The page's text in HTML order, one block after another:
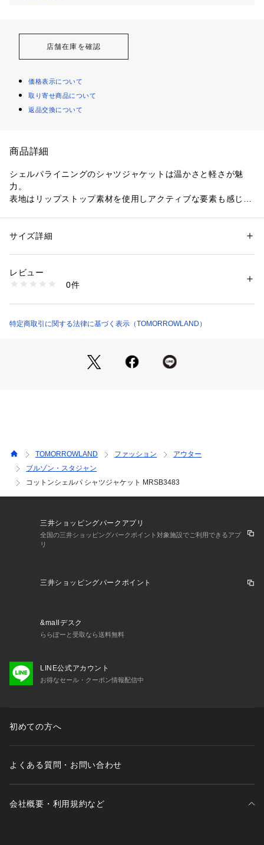
店舗在庫を確認
価格表示について
取り寄せ商品について
返品交換について
商品詳細
シェルパライニングのシャツジャケットは温かさと軽さが魅
力。
表地はリップストップ素材を使用しアクティブな要素も感じら
るアイテム。
L.A.出身のデザイナーが1994年にスタートしたハイクオリティ
なカジュアルウエアを展開するブランド。
ォルニアカルチャーを発信しています。
店舗にお問い合わせの際は、下記の商品番号をお申し付けくだ
さい。
湿っている際の摩擦は特に色移りしやすい為ご注意下さい。
色が落ち着くまでの間は単品でのお洗濯をお勧めします。
また、強くシワやスレが加わると、部分的に色落ちすることが
・糸の撚りと編地の関係で、洗濯により斜行（編地曲り）しや
すい性質があります。
お洗濯の際は表記に従って、ソフトなお取扱いをお願いしま
異なります。
ご確認ください。
性別：メンズ
素材：表地：コットン100％　別布：ポリエステル100％　別布：ポリエ
生産国：中国
洗濯：洗濯不可、漂白不可、タンブル乾燥不可、アイロン仕上げ不可、ド
※詳しい洗濯方法については、商品の品質表示タグをご覧ください
18081608302 （ショップ）
サイズ詳細
レビュー
0件
特定商取引に関する法律に基づく表示（TOMORROWLAND）
TOMORROWLAND ファッション
アウター
ブルゾン・スタジャン
コットンシェルパ シャツジャケット MRSB3483
三井ショッピングパークアプリ
全国の三井ショッピングパークポイント対象施設でご利用できるアプ
リ
三井ショッピングパークポイント
&mallデスク
ららぽーと受取なら送料無料
LINE公式アカウント
お得なセール・クーポン情報配信中
初めての方へ
よくある質問・お問い合わせ
会社概要・利用規約など